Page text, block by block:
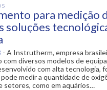
para medição
soluções
- A Instrutherm, empresa
diversos modelos de
com alta tecnologia,
medir a quantidade de
setores, como em aquários…